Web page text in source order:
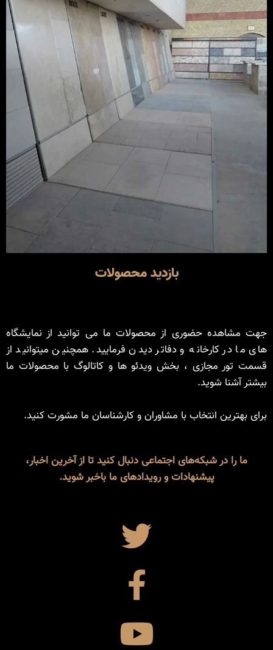
بازدید محصولات
جهت مشاهده حضوری از محصولات ما می توانید از نمایشگاه
های ما در کارخانه و دفاتر دیدن فرمایید. همچنین میتوانید از
قسمت تور مجازی ، بخش ویدئو ها و کاتالوگ با محصولات ما
بیشتر آشنا شوید.
برای بهترین انتخاب با مشاوران و کارشناسان ما مشورت کنید.
ما را در شبکه‌های اجتماعی دنبال کنید تا از آخرین اخبار،
پیشنهادات و رویدادهای ما باخبر شوید.